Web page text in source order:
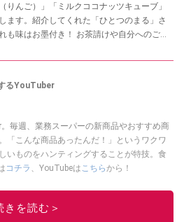
りんご）」「ミルクココナッツキューブ」
ます。紹介してくれた「ひとつのまる」さ
も味はお墨付き！ お茶請けや自分へのご褒
るYouTuber
毎週、業務スーパーの新商品やおすすめ商
「こんな商品あったんだ！」というワクワ
いものをハンティングすることが特技。食
コチラ 、YouTubeは こちらから！
このイチオシストの他の記事を読む
きを読む＞